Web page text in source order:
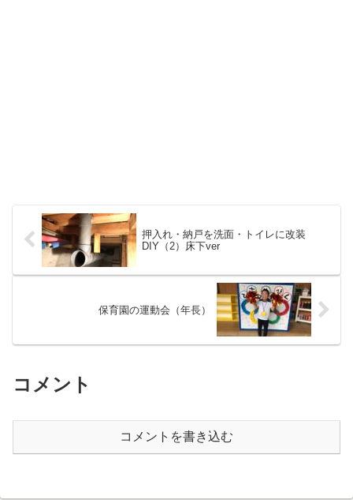
押入れ・納戸を洗面・トイレに改装
DIY（2）床下ver
保育園の運動会（年長）
コメント
コメントを書き込む